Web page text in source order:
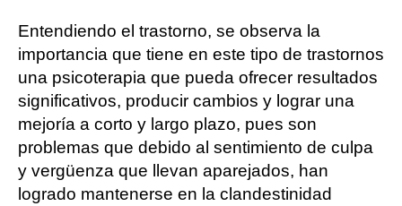
Entendiendo el trastorno, se observa la
importancia que tiene en este tipo de trastornos
una psicoterapia que pueda ofrecer resultados
significativos, producir cambios y lograr una
mejoría a corto y largo plazo, pues son
problemas que debido al sentimiento de culpa
y vergüenza que llevan aparejados, han
logrado mantenerse en la clandestinidad